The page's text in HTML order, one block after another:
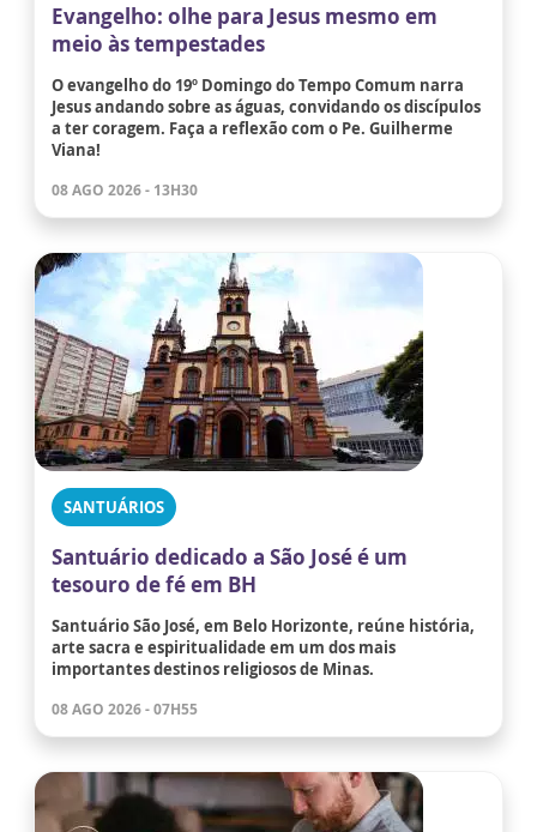
Evangelho: olhe para Jesus mesmo em
meio às tempestades
O evangelho do 19º Domingo do Tempo Comum narra
Jesus andando sobre as águas, convidando os discípulos
a ter coragem. Faça a reflexão com o Pe. Guilherme
Viana!
08 AGO 2026 - 13H30
SANTUÁRIOS
Santuário dedicado a São José é um
tesouro de fé em BH
Santuário São José, em Belo Horizonte, reúne história,
arte sacra e espiritualidade em um dos mais
importantes destinos religiosos de Minas.
08 AGO 2026 - 07H55